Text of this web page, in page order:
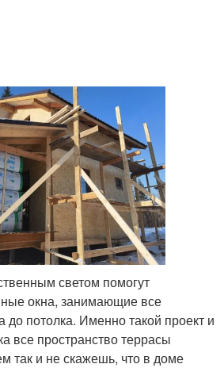
светом помогут
окна, занимающие все
до потолка. Именно такой проект и
все пространство террасы
так и не скажешь, что в доме